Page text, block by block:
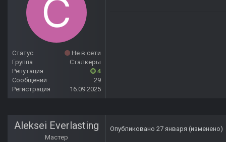
Статус
Не в сети
Группа
Сталкеры
Репутация
4
Сообщений
29
Регистрация
16.09.2025
Aleksei Everlasting
Мастер
Опубликовано 27 января (изменено)